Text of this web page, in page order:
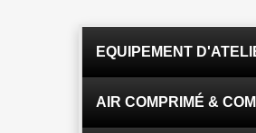
EQUIPEMENT
AIR COMPRIMÉ &